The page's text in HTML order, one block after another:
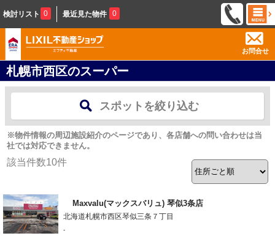
検討リスト 0 最近見た物件 0
お問合せ
札幌市西区のスーパー
スポットを絞り込む
※物件情報の周辺施設紹介のページであり、各店舗への問い合わせは当
社では対応できません。
該当件数10件
Maxvalu(マックスバリュ) 琴似3条店
北海道札幌市西区琴似三条７丁目
-